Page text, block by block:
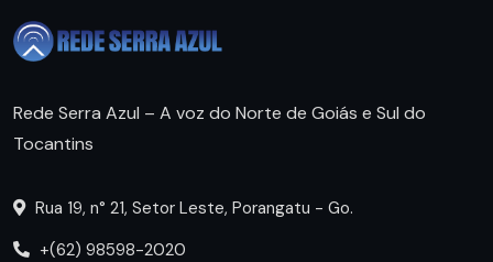
Rede Serra Azul – A voz do Norte de Goiás e Sul do
Tocantins
Rua 19, n° 21, Setor Leste, Porangatu - Go.
+(62) 98598-2020